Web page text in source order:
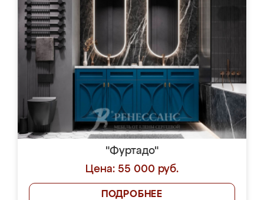
"Фуртадо"
Цена: 55 000 руб.
ПОДРОБНЕЕ